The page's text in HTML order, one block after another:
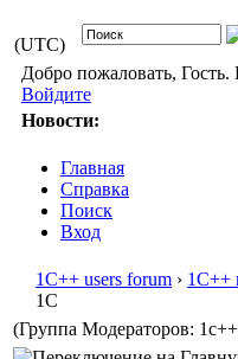
(UTC)
Добро пожаловать, Гость.
Войдите
Новости:
Главная
Справка
Поиск
Вход
1С++ users forum › 1С++
1С
(Группа Модераторов: